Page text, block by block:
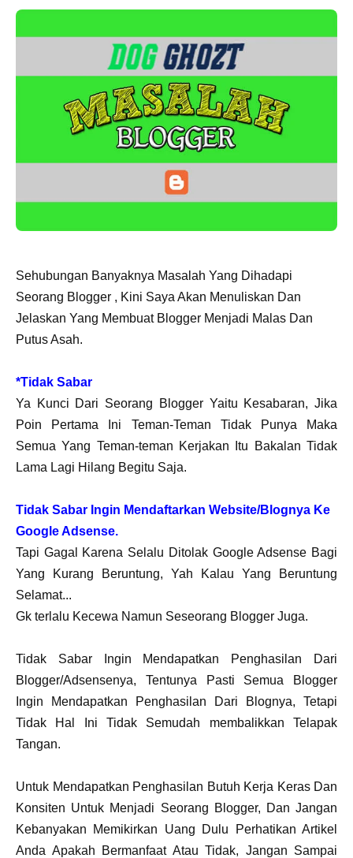
Sehubungan Banyaknya Masalah Yang Dihadapi
Seorang Blogger , Kini Saya Akan Menuliskan Dan
Jelaskan Yang Membuat Blogger Menjadi Malas Dan
Putus Asah.
*Tidak Sabar
Ya Kunci Dari Seorang Blogger Yaitu Kesabaran, Jika
Poin Pertama Ini Teman-Teman Tidak Punya Maka
Semua Yang Teman-teman Kerjakan Itu Bakalan Tidak
Lama Lagi Hilang Begitu Saja.
Tidak Sabar Ingin Mendaftarkan Website/Blognya Ke
Google Adsense.
Tapi Gagal Karena Selalu Ditolak Google Adsense Bagi
Yang Kurang Beruntung, Yah Kalau Yang Beruntung
Selamat...
Gk terlalu Kecewa Namun Seseorang Blogger Juga.
Tidak Sabar Ingin Mendapatkan Penghasilan Dari
Blogger/Adsensenya, Tentunya Pasti Semua Blogger
Ingin Mendapatkan Penghasilan Dari Blognya, Tetapi
Tidak Hal Ini Tidak Semudah membalikkan Telapak
Tangan.
Untuk Mendapatkan Penghasilan Butuh Kerja Keras Dan
Konsiten Untuk Menjadi Seorang Blogger, Dan Jangan
Kebanyakan Memikirkan Uang Dulu Perhatikan Artikel
Anda Apakah Bermanfaat Atau Tidak, Jangan Sampai